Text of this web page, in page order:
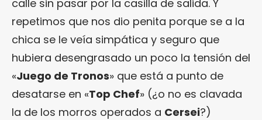
calle sin pasar por la casilla de salida. Y
repetimos que nos dio penita porque se a la
chica se le veía simpática y seguro que
hubiera desengrasado un poco la tensión del
«Juego de Tronos» que está a punto de
desatarse en «Top Chef» (¿o no es clavada
la de los morros operados a Cersei?)